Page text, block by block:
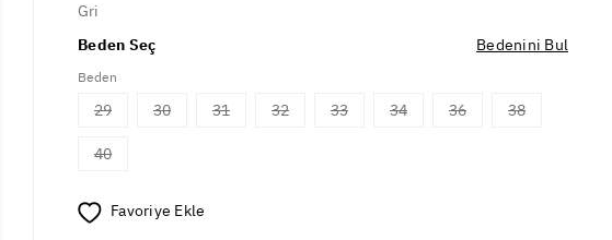
Gri
Beden Seç
Bedenini Bul
Beden
29 30 31 32 33 34 36 38
40
Favoriye Ekle